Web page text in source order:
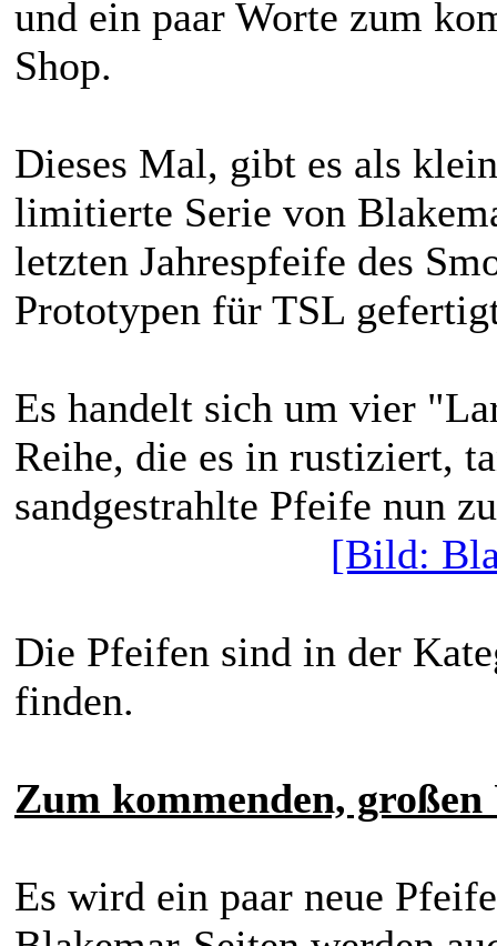
und ein paar Worte zum
Shop.
Dieses Mal, gibt es als
limitierte Serie von
letzten Jahrespfeife des
Prototypen für TSL
Es handelt sich um vier
Reihe, die es in rustiziert,
sandgestrahlte Pfeife nun
[Bild:
Die Pfeifen sind in der
finden.
Zum kommenden, großen
Es wird ein paar neue